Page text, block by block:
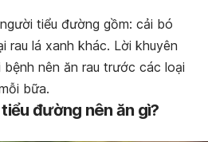
tiểu đường gồm: cải bó
rau lá xanh khác. Lời khuyên
nên ăn rau trước các loại
bữa.
đường nên ăn gì?